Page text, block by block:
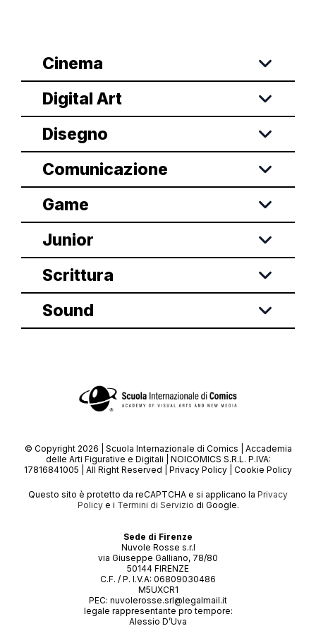
Cinema
Digital Art
Disegno
Comunicazione
Game
Junior
Scrittura
Sound
© Copyright 2026 | Scuola Internazionale di Comics | Accademia
delle Arti Figurative e Digitali | NOICOMICS S.R.L. P.IVA:
17816841005 | All Right Reserved | Privacy Policy Cookie Policy
Questo sito è protetto da reCAPTCHA e si applicano la Privacy
Policye i Termini di Servizio di Google.
Sede di Firenze
Nuvole Rosse s.r.l
via Giuseppe Galliano, 78/80
50144 FIRENZE
C.F. / P. I.V.A: 06809030486
M5UXCR1
PEC: nuvolerosse.srl@legalmail.it
legale rappresentante pro tempore:
Alessio D’Uva